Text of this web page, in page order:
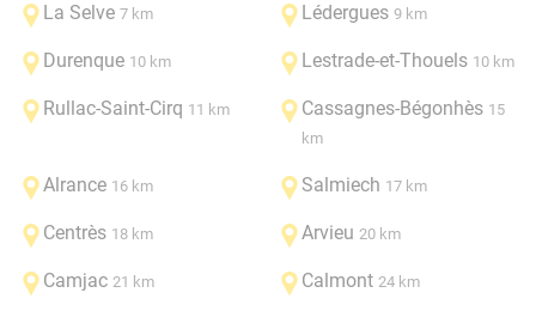
La Selve 7 km Lédergues 9 km
Durenque 10 km Lestrade-et-Thouels 10 km
Rullac-Saint-Cirq 11 km Cassagnes-Bégonhès 15
km
Alrance 16 km Salmiech 17 km
Centrès 18 km Arvieu 20 km
Camjac 21 km Calmont 24 km